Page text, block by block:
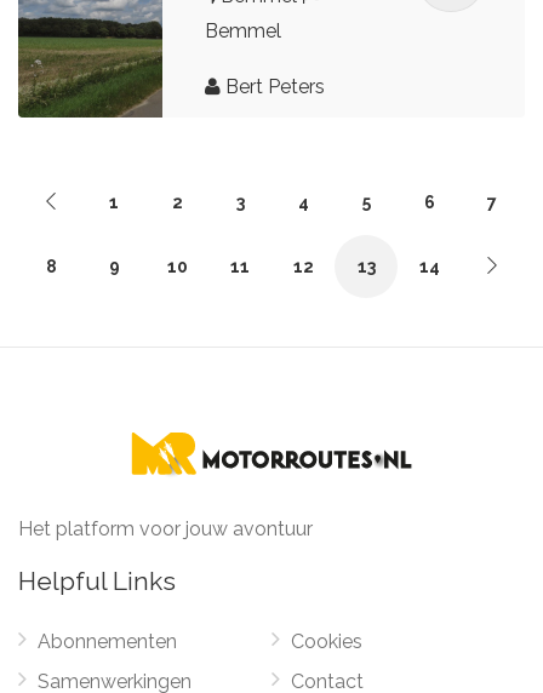
Bemmel
Bert Peters
1 2 3 4 5 6 7
8 9 10 11 12 13 14
Het platform voor jouw avontuur
Helpful Links
Abonnementen
Samenwerkingen
Cookies
Contact